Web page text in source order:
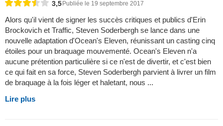
3,5 Publiée le 19 septembre 2017
Alors qu'il vient de signer les succès critiques et publics d'Erin
Brockovich et Traffic, Steven Soderbergh se lance dans une
nouvelle adaptation d'Ocean's Eleven, réunissant un casting cinq
étoiles pour un braquage mouvementé. Ocean's Eleven n'a
aucune prétention particulière si ce n'est de divertir, et c'est bien
ce qui fait en sa force, Steven Soderbergh parvient à livrer un film
de braquage à la fois léger et haletant, nous ...
Lire plus